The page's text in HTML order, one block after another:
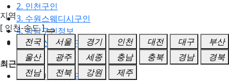
2. 인천구인
3. 수원스웨디시구인
4. 강남구인정보
5. 동탄스웨디시구인
최근검색어
1. 일산마사지구인
지역
[ 인천-송도 ]
전국
서울 경기 인천 대전 대구
부산
울산
광주 세종 충남 충북 경남
경북
전남
전북 강원
제주